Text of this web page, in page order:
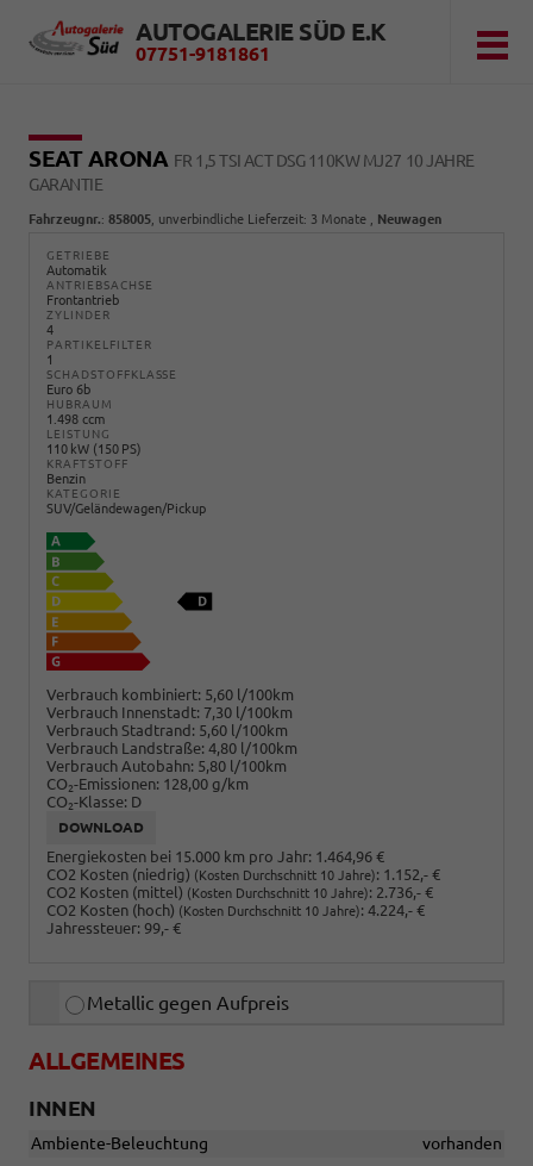
AUTOGALERIE SÜD E.K
07751-9181861
SEAT ARONA FR 1,5 TSI ACT DSG 110KW MJ27 10 JAHRE
GARANTIE
Fahrzeugnr.: 858005 , unverbindliche Lieferzeit: 3 Monate Neuwagen
GETRIEBE
Automatik
ANTRIEBSACHSE
Frontantrieb
ZYLINDER
4
PARTIKELFILTER
1
SCHADSTOFFKLASSE
Euro 6b
HUBRAUM
1.498 ccm
LEISTUNG
110 kW (150 PS)
KRAFTSTOFF
Benzin
KATEGORIE
SUV/Geländewagen/Pickup
Verbrauch kombiniert: 5,60 l/100km
Verbrauch Innenstadt: 7,30 l/100km
Verbrauch Stadtrand: 5,60 l/100km
Verbrauch Landstraße: 4,80 l/100km
Verbrauch Autobahn: 5,80 l/100km
CO2-Emissionen: 128,00 g/km
CO2-Klasse: D
DOWNLOAD
Energiekosten bei 15.000 km pro Jahr: 1.464,96 €
CO2 Kosten (niedrig) (Kosten Durchschnitt 10 Jahre): 1.152,- €
CO2 Kosten (mittel) (Kosten Durchschnitt 10 Jahre): 2.736,- €
CO2 Kosten (hoch) (Kosten Durchschnitt 10 Jahre): 4.224,- €
Jahressteuer: 99,- €
Metallic gegen Aufpreis
ALLGEMEINES
INNEN
Ambiente-Beleuchtung
vorhanden